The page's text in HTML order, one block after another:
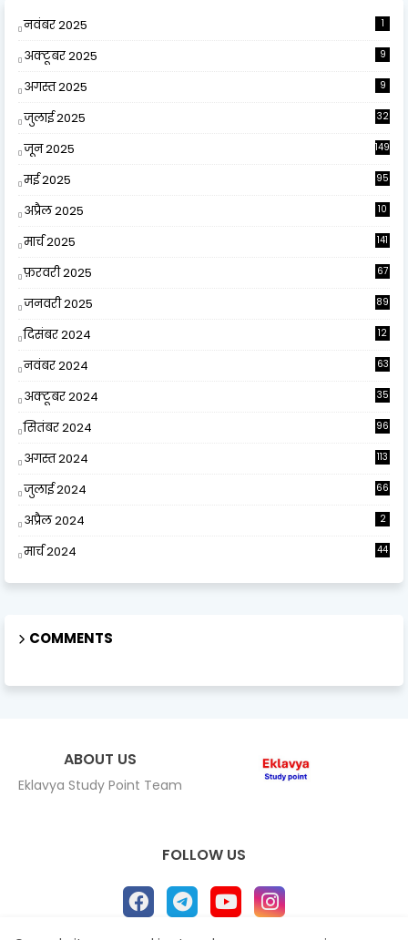
नवंबर 2025 1
अक्टूबर 2025 9
अगस्त 2025 9
जुलाई 2025 32
जून 2025 149
मई 2025 95
अप्रैल 2025
10
मार्च 2025 141
फ़रवरी 2025 67
जनवरी 2025 89
दिसंबर 2024
12
नवंबर 2024 63
अक्टूबर 2024 35
सितंबर 2024 96
अगस्त 2024 113
जुलाई 2024 66
अप्रैल 2024 2
मार्च 2024 44
COMMENTS
ABOUT US
Eklavya Study Point Team
FOLLOW US